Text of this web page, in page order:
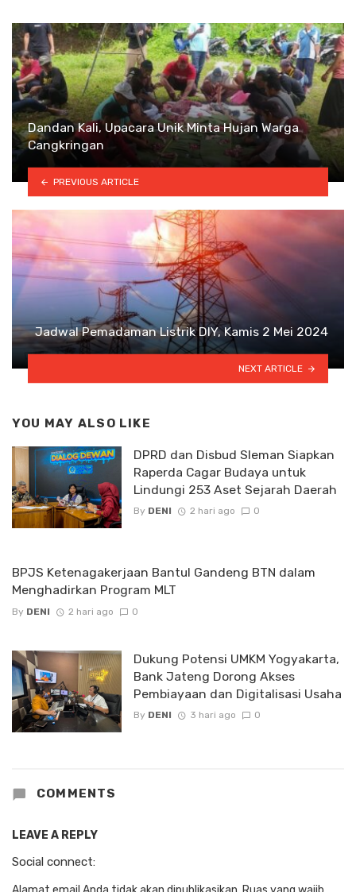
Dandan Kali, Upacara Unik Minta Hujan Warga
Cangkringan
PREVIOUS ARTICLE
Jadwal Pemadaman Listrik DIY, Kamis 2 Mei 2024
NEXT ARTICLE
YOU MAY ALSO LIKE
DPRD dan Disbud Sleman Siapkan
Raperda Cagar Budaya untuk
Lindungi 253 Aset Sejarah Daerah
By DENI 2 hari ago 0
BPJS Ketenagakerjaan Bantul Gandeng BTN dalam
Menghadirkan Program MLT
By DENI 2 hari ago 0
Dukung Potensi UMKM Yogyakarta,
Bank Jateng Dorong Akses
Pembiayaan dan Digitalisasi Usaha
By DENI 3 hari ago 0
COMMENTS
LEAVE A REPLY
Social connect: